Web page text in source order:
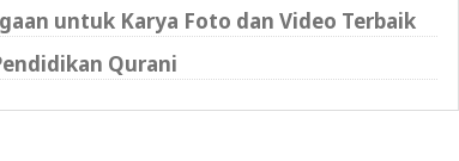
untuk Karya Foto dan Video Terbaik
Qurani